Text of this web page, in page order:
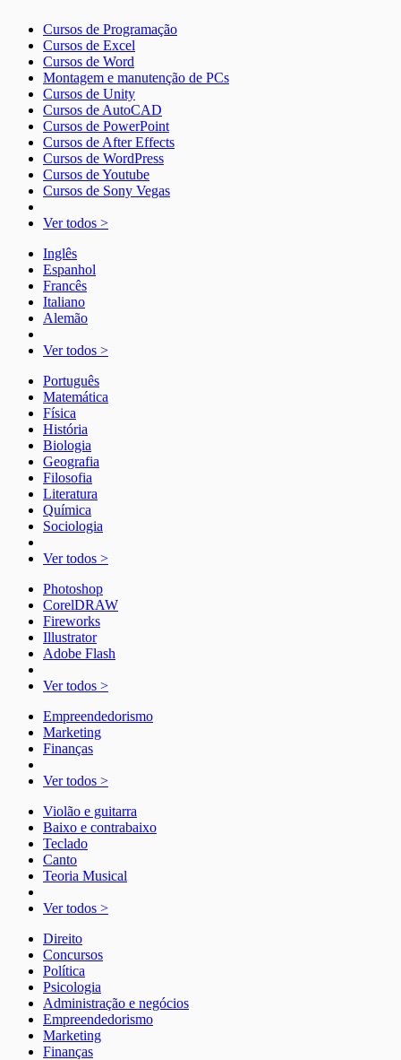
Cursos de Programação
Cursos de Excel
Cursos de Word
Montagem e manutenção de PCs
Cursos de Unity
Cursos de AutoCAD
Cursos de PowerPoint
Cursos de After Effects
Cursos de WordPress
Cursos de Youtube
Cursos de Sony Vegas
Ver todos >
Inglês
Espanhol
Francês
Italiano
Alemão
Ver todos >
Português
Matemática
Física
História
Biologia
Geografia
Filosofia
Literatura
Química
Sociologia
Ver todos >
Photoshop
CorelDRAW
Fireworks
Illustrator
Adobe Flash
Ver todos >
Empreendedorismo
Marketing
Finanças
Ver todos >
Violão e guitarra
Baixo e contrabaixo
Teclado
Canto
Teoria Musical
Ver todos >
Direito
Concursos
Política
Psicologia
Administração e negócios
Empreendedorismo
Marketing
Finanças